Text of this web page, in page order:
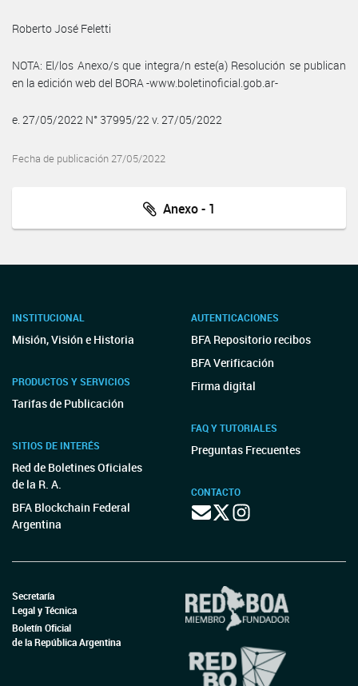
Roberto José Feletti
NOTA: El/los Anexo/s que integra/n este(a) Resolución se publican
en la edición web del BORA -www.boletinoficial.gob.ar-
e. 27/05/2022 N° 37995/22 v. 27/05/2022
Fecha de publicación 27/05/2022
Anexo - 1
INSTITUCIONAL
Misión, Visión e Historia
PRODUCTOS Y SERVICIOS
Tarifas de Publicación
SITIOS DE INTERÉS
Red de Boletines Oficiales
de la R. A.
BFA Blockchain Federal
Argentina
AUTENTICACIONES
BFA Repositorio recibos
BFA Verificación
Firma digital
FAQ Y TUTORIALES
Preguntas Frecuentes
CONTACTO
Secretaría
Legal y Técnica
Boletín Oficial
de la República Argentina